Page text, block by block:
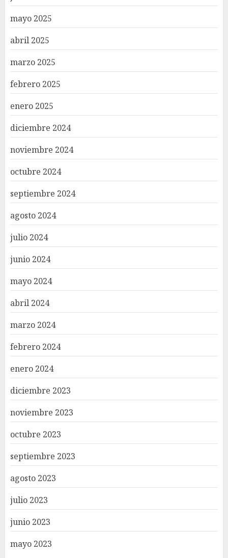
mayo 2025
abril 2025
marzo 2025
febrero 2025
enero 2025
diciembre 2024
noviembre 2024
octubre 2024
septiembre 2024
agosto 2024
julio 2024
junio 2024
mayo 2024
abril 2024
marzo 2024
febrero 2024
enero 2024
diciembre 2023
noviembre 2023
octubre 2023
septiembre 2023
agosto 2023
julio 2023
junio 2023
mayo 2023